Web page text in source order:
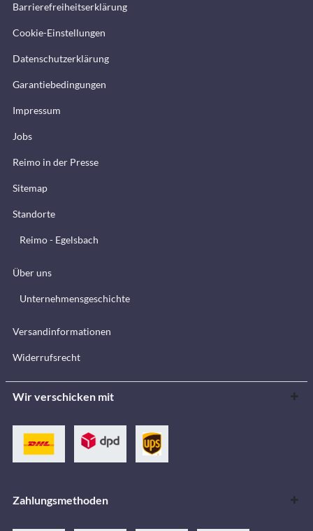
Barrierefreiheitserklärung
Cookie-Einstellungen
Datenschutzerklärung
Garantiebedingungen
Impressum
Jobs
Reimo in der Presse
Sitemap
Standorte
Reimo - Egelsbach
Über uns
Unternehmensgeschichte
Versandinformationen
Widerrufsrecht
Wir verschicken mit
Zahlungsmethoden